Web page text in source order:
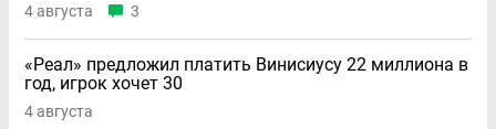
4 августа 3
«Реал» предложил платить Винисиусу 22 миллиона в
год, игрок хочет 30
4 августа